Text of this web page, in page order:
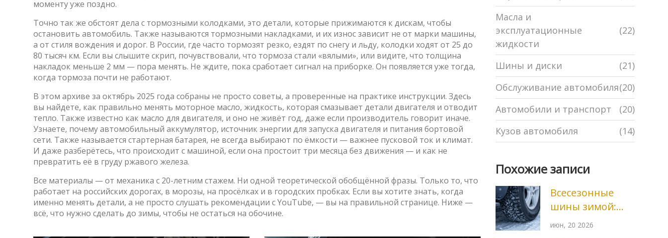
моменту уже поздно.
Точно так же обстоят дела с тормозными колодками, это детали, которые прижимаются к дискам, чтобы
остановить автомобиль. Также называются тормозными накладками, и их износ зависит не от марки машины,
а от стиля вождения и дорог. В России, где часто тормозят резко, ездят по снегу и льду, колодки ходят от 25 до
80 тысяч км. Если вы слышите скрип, почувствовали, что тормоза стали «вялыми», или видите, что толщина
накладок меньше 2 мм — пора менять. Не ждите, пока сработает сигнал на приборке. Он появляется уже тогда,
когда тормоза почти не работают.
В этом архиве за октябрь 2025 года собраны не просто советы, а проверенные на практике инструкции. Здесь
вы найдете, как правильно менять моторное масло, жидкость, которая смазывает детали двигателя и отводит
тепло. Также известно как масло для двигателя, и оно не живёт год, даже если производитель говорит иначе.
Узнаете, почемуавтомобильный аккумулятор, источник энергии для запуска двигателя и питания бортовой
сети. Также называетсястартерная батарея, не всегда выбирают по ёмкости — важнее пусковой ток и климат.
И даже разберётесь, что происходит с машиной, если она простоит три месяца без движения — и как не
превратить её в груду ржавого железа.
Все материалы — от механика с 20-летним стажем. Ни одной теоретической обобщённой фразы. Только то, что
работает на российских дорогах, в морозы, на просёлках и в городских пробках. Если вы хотите знать, когда
именно менять детали, а не просто слушать рекомендации с YouTube, — вы на правильной странице. Ниже —
всё, что нужно сделать до зимы, чтобы не остаться на обочине.
Масла и
эксплуатационные
жидкости
(22)
Шины и диски
(21)
Обслуживание автомобиля(20)
Автомобили и транспорт
(20)
Кузов автомобиля
(14)
Похожие записи
Всесезонные
шины зимой:
плюсы, минусы
июн, 20 2026